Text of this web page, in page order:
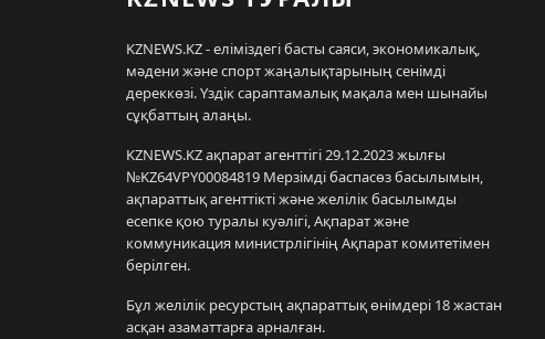
KZNEWS.KZ - еліміздегі басты саяси, экономикалық,
мәдени және спорт жаңалықтарының сенімді
дереккөзі. Үздік сараптамалық мақала мен шынайы
сұқбаттың алаңы.
KZNEWS.KZ ақпарат агенттігі 29.12.2023 жылғы
№KZ64VPY00084819 Мерзімді баспасөз басылымын,
ақпараттық агенттікті және желілік басылымды
есепке қою туралы куәлігі, Ақпарат және
коммуникация министрлігінің Ақпарат комитетімен
берілген.
Бұл желілік ресурстың ақпараттық өнімдері 18 жастан
асқан азаматтарға арналған.